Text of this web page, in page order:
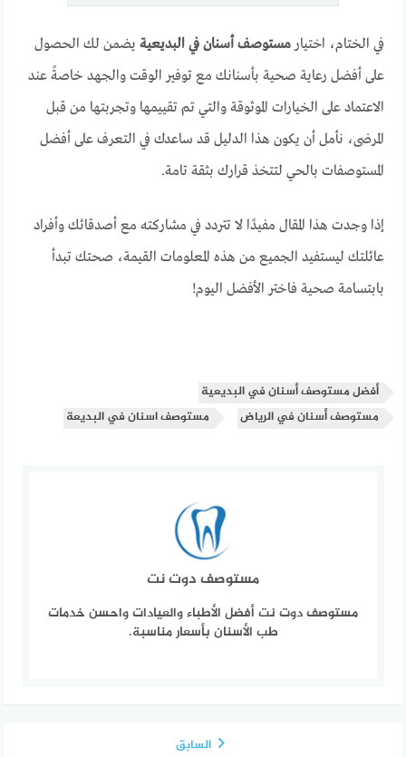
في الختام، اختيارمستوصف أسنان في البديعية يضمن لك الحصول
على أفضل رعاية صحية بأسنانك مع توفير الوقت والجهد خاصةً عند
الاعتماد على الخيارات الموثوقة والتي تم تقييمها وتجربتها من قبل
المرضى، نأمل أن يكون هذا الدليل قد ساعدك في التعرف على أفضل
المستوصفات بالحي لتتخذ قرارك بثقة تامة.
إذا وجدت هذا المقال مفيدًا لا تتردد في مشاركته مع أصدقائك وأفراد
عائلتك ليستفيد الجميع من هذه المعلومات القيمة، صحتك تبدأ
بابتسامة صحية فاختر الأفضل اليوم!
أفضل مستوصف أسنان في البديعية
مستوصف أسنان في الرياض
مستوصف اسنان في البديعة
مستوصف دوت نت
مستوصف دوت نت أفضل الأطباء والعيادات واحسن خدمات
طب الأسنان بأسعار مناسبة.
السابق